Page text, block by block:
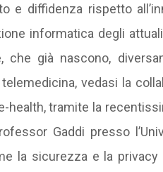
e diffidenza rispetto
informatica degli
che già nascono,
vedasi la
e-health, tramite la
Gaddi presso
la sicurezza e la